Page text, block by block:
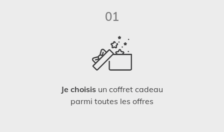
01
Je choisis un coffret cadeau
parmi toutes les offres